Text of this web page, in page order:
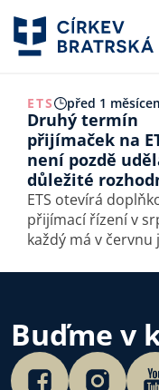
ETS před 1
Druhý termín
přijímaček na
není pozdě
důležité
ETS otevírá
přijímací řízení v
každý má v červnu
podobně jako naše
studentka Nina,
původně mířila na
psychologii, ale…
Buďme v